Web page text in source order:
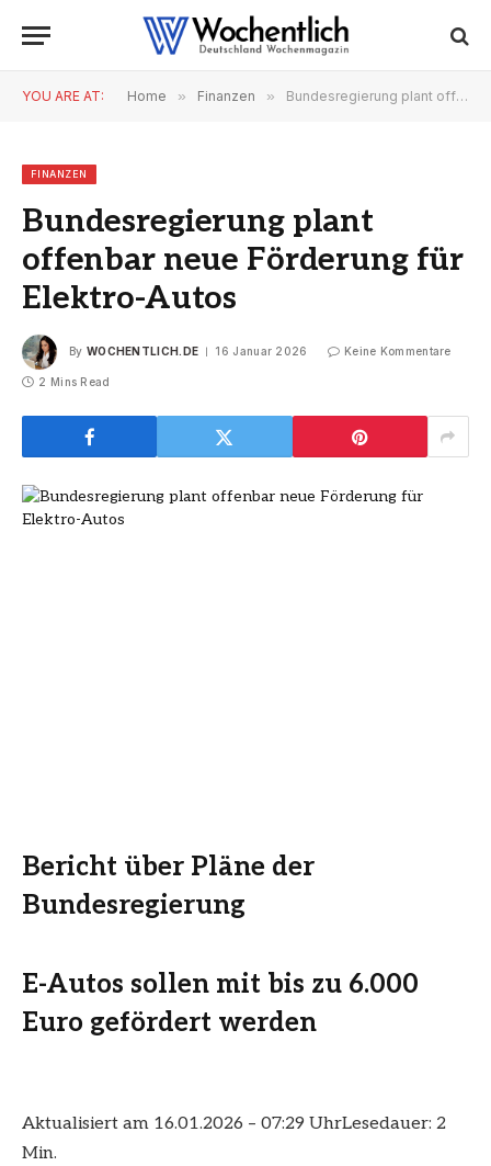
YOU ARE AT: Home » Finanzen » Bundesregierung plant offenbar neue Förderung für Elektro-Autos
FINANZEN
Bundesregierung plant
offenbar neue Förderung für
Elektro-Autos
By WOCHENTLICH.DE 16 Januar 2026 Keine Kommentare
2 Mins Read
Bericht über Pläne der
Bundesregierung
E-Autos sollen mit bis zu 6.000
Euro gefördert werden
Aktualisiert am 16.01.2026 – 07:29 UhrLesedauer: 2
Min.